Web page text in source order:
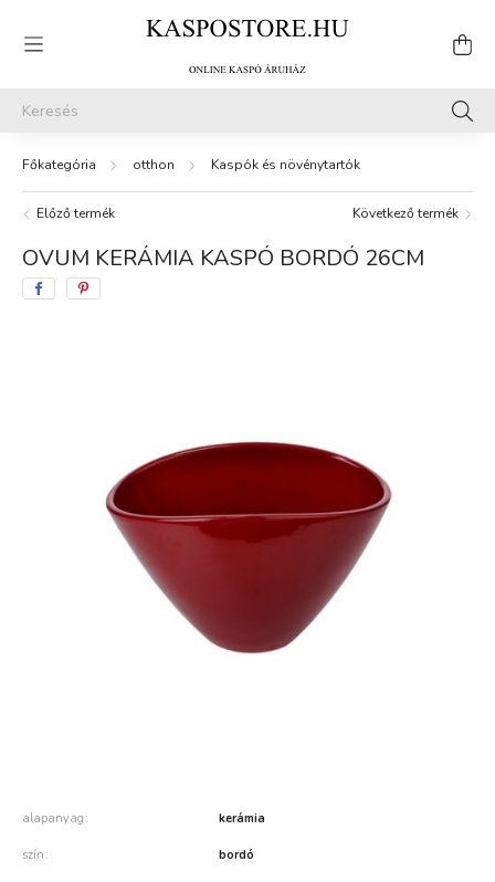
otthon Kaspók és növénytartók
Előző termék Következő termék
OVUM KERÁMIA KASPÓ BORDÓ 26CM
alapanyag kerámia
szín bordó